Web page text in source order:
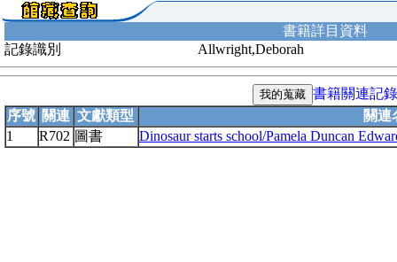
書籍詳目資料
記錄識別
Allwright,Deborah
書籍關連記錄
序號 關連 文獻類型
關連
1
R702 圖書 Dinosaur starts school/Pamela Duncan